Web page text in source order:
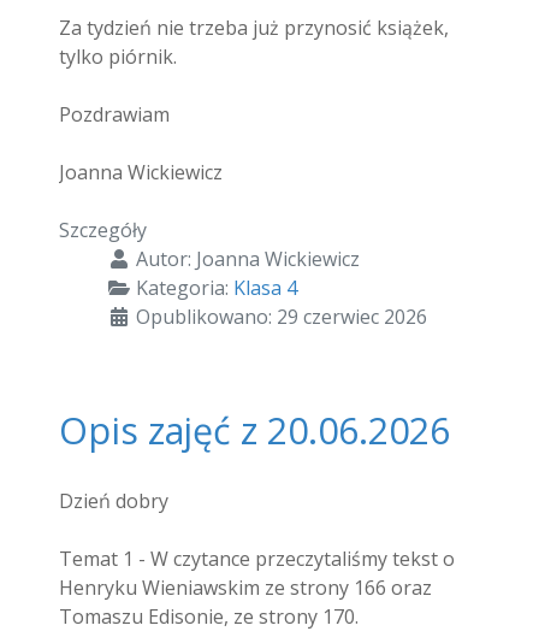
Za tydzień nie trzeba już przynosić książek,
tylko piórnik.
Pozdrawiam
Joanna Wickiewicz
Szczegóły
Autor: Joanna Wickiewicz
Kategoria: Klasa 4
Opublikowano: 29 czerwiec 2026
Opis zajęć z 20.06.2026
Dzień dobry
Temat 1 - W czytance przeczytaliśmy tekst o
Henryku Wieniawskim ze strony 166 oraz
Tomaszu Edisonie, ze strony 170.